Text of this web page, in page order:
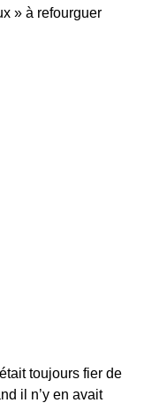
» à refourguer
toujours fier de
il n’y en avait